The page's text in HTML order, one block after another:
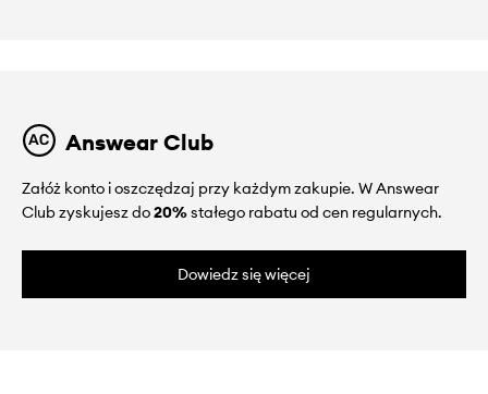
Answear Club
Załóż konto i oszczędzaj przy każdym zakupie. W Answear
Club zyskujesz do20%stałego rabatu od cen regularnych.
Dowiedz się więcej